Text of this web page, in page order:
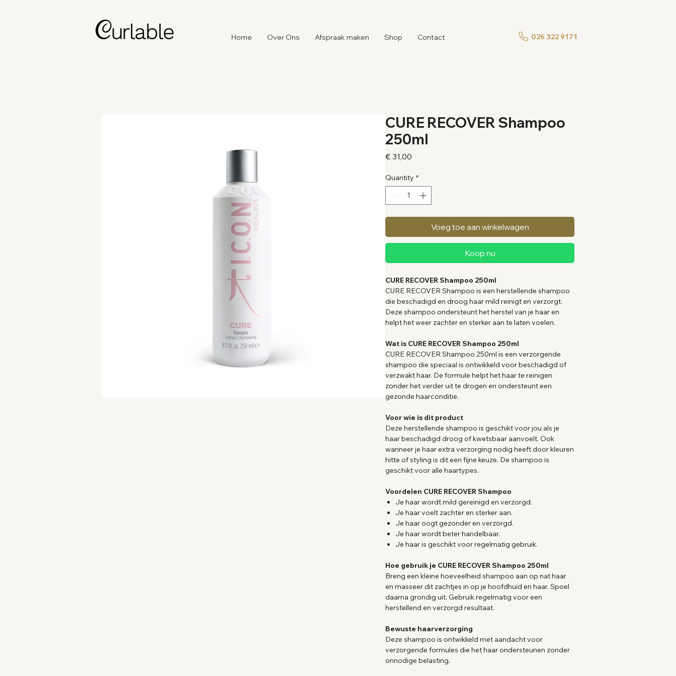
Home Over Ons Afspraak maken Shop Contact 026 322 9171
CURE RECOVER Shampoo
250ml
€ 31,00
Quantity *
Voeg toe aan winkelwagen
Koop nu
CURE RECOVER Shampoo 250ml
CURE RECOVER Shampoo is een herstellende shampoo
die beschadigd en droog haar mild reinigt en verzorgt.
Deze shampoo ondersteunt het herstel van je haar en
helpt het weer zachter en sterker aan te laten voelen.
Wat is CURE RECOVER Shampoo 250ml
CURE RECOVER Shampoo 250ml is een verzorgende
shampoo die speciaal is ontwikkeld voor beschadigd of
verzwakt haar. De formule helpt het haar te reinigen
zonder het verder uit te drogen en ondersteunt een
gezonde haarconditie.
Voor wie is dit product
Deze herstellende shampoo is geschikt voor jou als je
haar beschadigd droog of kwetsbaar aanvoelt. Ook
wanneer je haar extra verzorging nodig heeft door kleuren
hitte of styling is dit een fijne keuze. De shampoo is
geschikt voor alle haartypes.
Voordelen CURE RECOVER Shampoo
Je haar wordt mild gereinigd en verzorgd.
Je haar voelt zachter en sterker aan.
Je haar oogt gezonder en verzorgd.
Je haar wordt beter handelbaar.
Je haar is geschikt voor regelmatig gebruik.
Hoe gebruik je CURE RECOVER Shampoo 250ml
Breng een kleine hoeveelheid shampoo aan op nat haar
en masseer dit zachtjes in op je hoofdhuid en haar. Spoel
daarna grondig uit. Gebruik regelmatig voor een
herstellend en verzorgd resultaat.
Bewuste haarverzorging
Deze shampoo is ontwikkeld met aandacht voor
verzorgende formules die het haar ondersteunen zonder
onnodige belasting.